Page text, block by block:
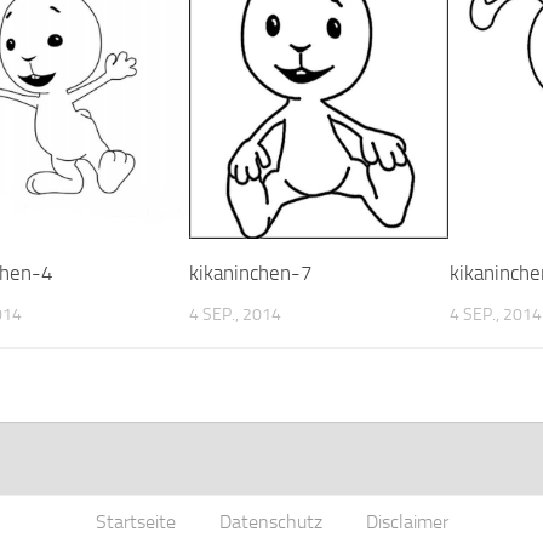
4 kikaninchen-7
4 SEP., 2014 4 SEP., 2014
Startseite Datenschutz Disclaimer